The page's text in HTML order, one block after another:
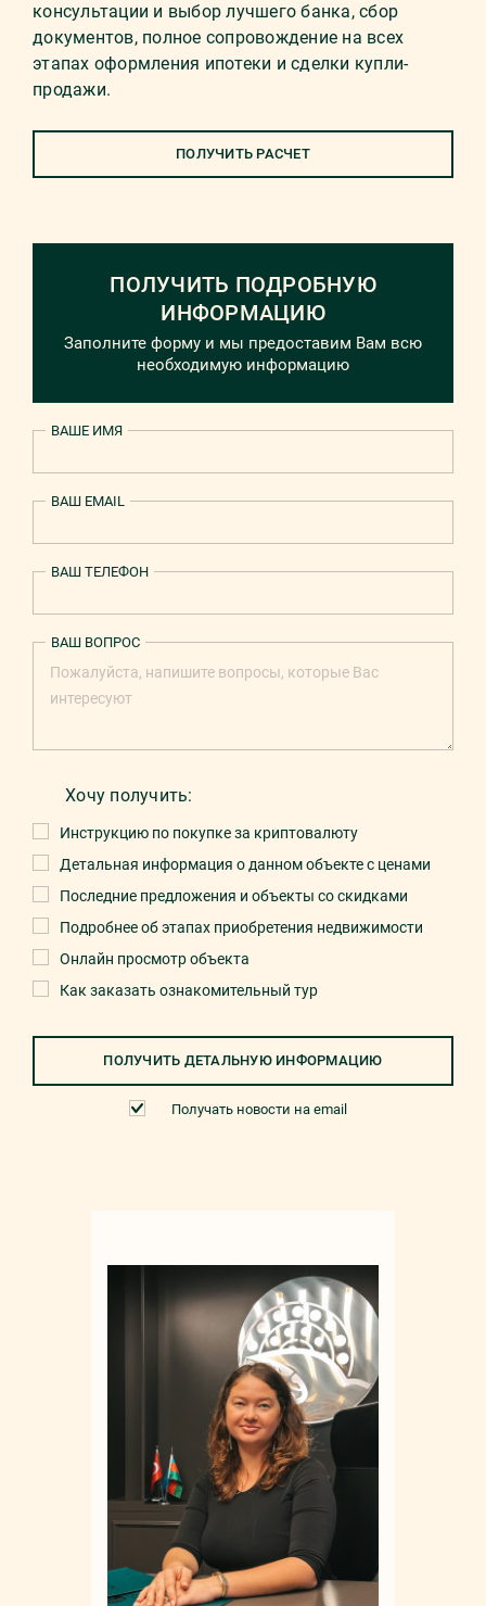
консультации и выбор лучшего банка, сбор
документов, полное сопровождение на всех
этапах оформления ипотеки и сделки купли-
продажи.
ПОЛУЧИТЬ РАСЧЕТ
ПОЛУЧИТЬ ПОДРОБНУЮ
ИНФОРМАЦИЮ
Заполните форму и мы предоставим Вам всю
необходимую информацию
ВАШЕ ИМЯ
ВАШ EMAIL
ВАШ ТЕЛЕФОН
Хочу получить:
Инструкцию по покупке за криптовалюту
Детальная информация о данном объекте с ценами
Последние предложения и объекты со скидками
Подробнее об этапах приобретения недвижимости
Онлайн просмотр объекта
Как заказать ознакомительный тур
ВАШ ВОПРОС
ПОЛУЧИТЬ ДЕТАЛЬНУЮ ИНФОРМАЦИЮ
Получать новости на email